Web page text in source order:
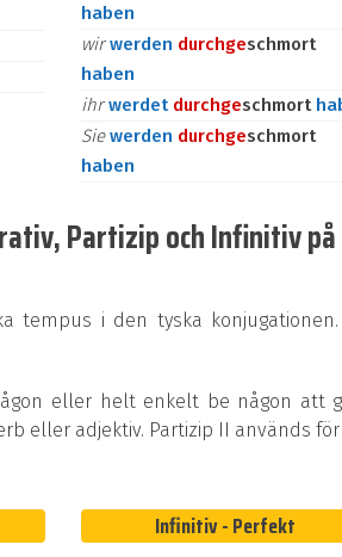
haben
wirwerden durchgeschmort
haben
ihrwerdet durchgeschmort
Siewerden durchgeschmort
haben
Partizip och Infinitiv på
tempus i den tyska konjugationen.
eller helt enkelt be någon att
eller adjektiv. Partizip II används
Infinitiv - Perfekt